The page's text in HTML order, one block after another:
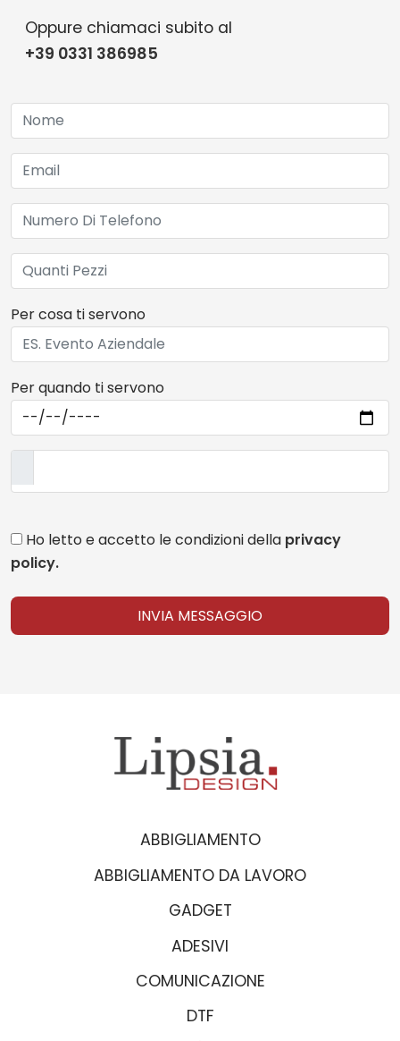
Oppure chiamaci subito al
+39 0331 386985
Per cosa ti servono
Per quando ti servono
Ho letto e accetto le condizioni della privacy
policy.
INVIA MESSAGGIO
ABBIGLIAMENTO
ABBIGLIAMENTO DA LAVORO
GADGET
ADESIVI
COMUNICAZIONE
DTF